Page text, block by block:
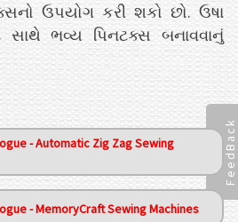
FeedBack
ઉપયોગ કરી શકો છો. ઉષા
સાથે ભવ્ય પિનટક્સ બનાવવાનું
- Automatic Zig Zag Sewing
- MemoryCraft Sewing Machines